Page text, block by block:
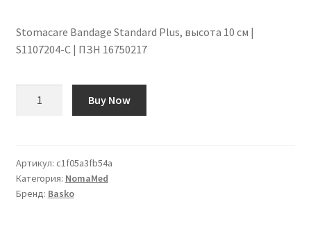
Stomacare Bandage Standard Plus, высота 10 см |
S1107204-С | ПЗН 16750217
Standard
Plus,
Höhe
Buy Now
Артикул: c1f05a3fb54a
Категория: NomaMed
Бренд: Basko